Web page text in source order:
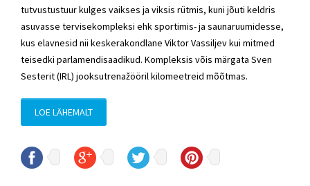
tutvustustuur kulges vaikses ja viksis rütmis, kuni jõuti keldris
asuvasse tervisekompleksi ehk sportimis- ja saunaruumidesse,
kus elavnesid nii keskerakondlane Viktor Vassiljev kui mitmed
teisedki parlamendisaadikud. Kompleksis võis märgata Sven
Sesterit (IRL) jooksutrenažööril kilomeetreid mõõtmas.
LOE LÄHEMALT